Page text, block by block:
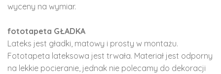
wyceny na wymiar.
fototapeta GŁADKA
Lateks jest gładki, matowy i prosty w montażu.
Fototapeta lateksowa jest trwała. Materiał jest odporny
na lekkie pocieranie, jednak nie polecamy do dekoracji